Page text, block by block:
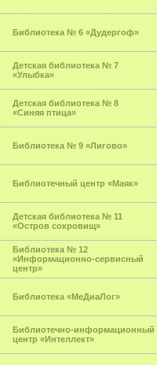
Библиотека № 6 «Дудергоф»
Детская библиотека № 7
«Улыбка»
Детская библиотека № 8
«Синяя птица»
Библиотека № 9 «Лигово»
Библиотечный центр «Маяк»
Детская библиотека № 11
«Остров сокровищ»
Библиотека № 12
«Информационно-сервисный
центр»
Библиотека «МеДиаЛог»
Библиотечно-информационный
центр «Интеллект»